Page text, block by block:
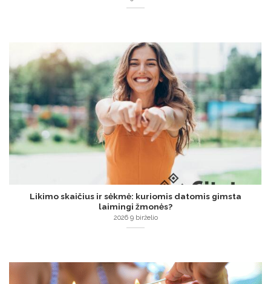
Likimo skaičius ir sėkmė: kuriomis datomis gimsta
laimingi žmonės?
2026 9 birželio